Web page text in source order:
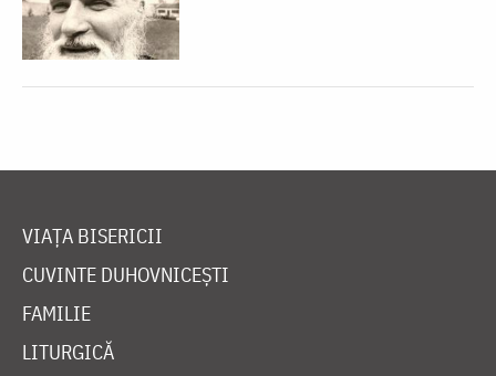
VIAȚA BISERICII
CUVINTE DUHOVNICEȘTI
FAMILIE
LITURGICĂ